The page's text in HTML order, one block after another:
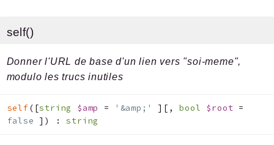
self()
Donner l'URL de base d'un lien vers "soi-meme",
modulo les trucs inutiles
self( [string $amp = '&amp;' ] [ ,bool $root =
false ] ) :string